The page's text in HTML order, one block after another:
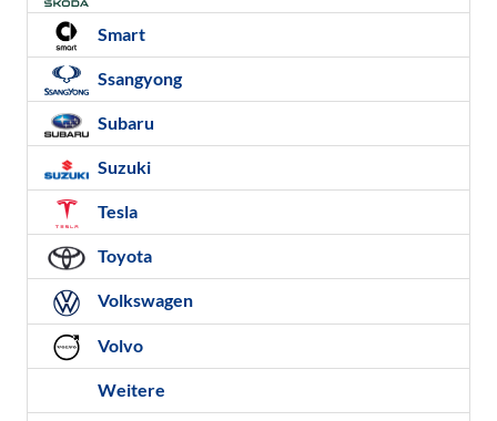
Smart
Ssangyong
Subaru
Suzuki
Tesla
Toyota
Volkswagen
Volvo
Weitere